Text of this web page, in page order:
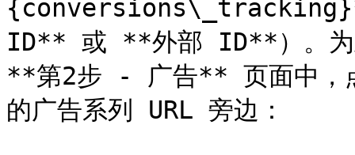
ID** 或 **外部 ID**）。为
**第2步 - 广告** 页面中，
的广告系列 URL 旁边：